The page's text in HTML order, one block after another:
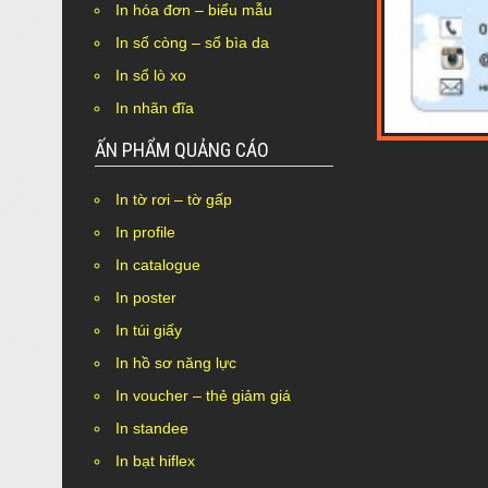
In hóa đơn – biểu mẫu
In sổ còng – sổ bìa da
In sổ lò xo
In nhãn đĩa
ẤN PHẨM QUẢNG CÁO
In tờ rơi – tờ gấp
In profile
In catalogue
In poster
In túi giấy
In hồ sơ năng lực
In voucher – thẻ giảm giá
In standee
In bạt hiflex